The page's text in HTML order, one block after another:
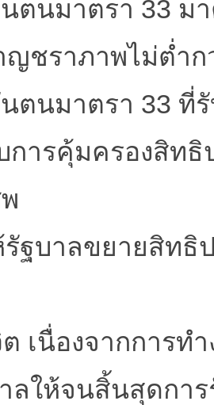
ตนมาตรา 33 ม
ญชราภาพไม่ต่ำก
นตนมาตรา 33 ที่
การคุ้มครองสิท
ฐบาลขยายสิทธิ
เนื่องจากการท
ลให้จนสิ้นสุดการ